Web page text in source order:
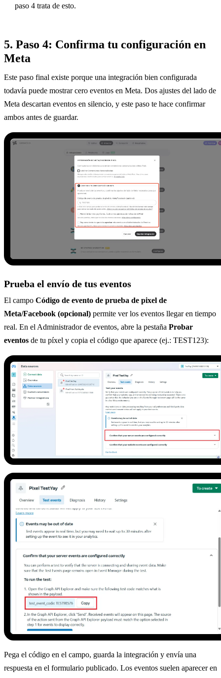
paso 4 trata de esto.
5. Paso 4: Confirma tu configuración en
Meta
Este paso final existe porque una integración bien configurada
todavía puede mostrar cero eventos en Meta. Dos ajustes del lado de
Meta descartan eventos en silencio, y este paso te hace confirmar
ambos antes de guardar.
Prueba el envío de tus eventos
El campo Código de evento de prueba de pixel de
Meta/Facebook (opcional) permite ver los eventos llegar en tiempo
real. En el Administrador de eventos, abre la pestaña Probar
eventos de tu píxel y copia el código que aparece (ej.: TEST123):
Pega el código en el campo, guarda la integración y envía una
respuesta en el formulario publicado. Los eventos suelen aparecer en